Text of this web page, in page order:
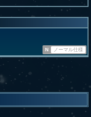
N ノーマル仕様